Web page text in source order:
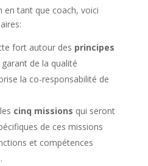
en tant que coach, voici
fort autour des principes
garant de la qualité
la co-responsabilité de
cinq missions qui seront
de ces missions
et compétences